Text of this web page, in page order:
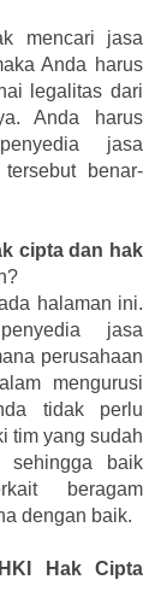
mencari jasa
Anda harus
legalitas dari
Anda harus
jasa
benar-
cipta dan hak
halaman ini.
jasa
perusahaan
mengurusi
tidak perlu
tim yang sudah
sehingga baik
beragam
dengan baik.
Hak Cipta